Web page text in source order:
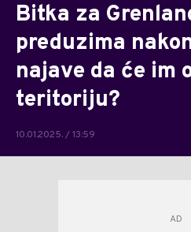
Bitka za
preduzima
najave da će im
teritoriju?
10.01.2025. / 13:59